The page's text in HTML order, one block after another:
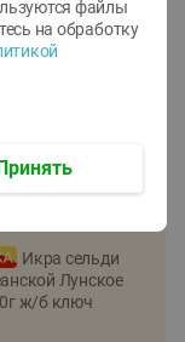
Икра сельди
Лунское
ж/б ключ
файлы
на обработку